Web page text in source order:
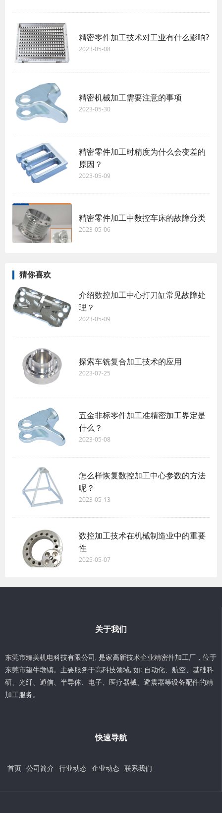
精密零件加工技术对工业有什么影响?
2023-05-08
精密机械加工需要注意的事项
2023-05-30
精密零件加工时精度为什么会变差的
原因？ ​
2023-05-09
精密零件加工中数控车床的故障分类
2023-05-06
猜你喜欢
介绍数控加工中心打刀缸常见故障处
理？
2023-05-09
探索车铣复合加工技术的应用
2023-07-25
五金非标零件加工准精密加工界定是
什么？
2023-05-08
怎么样恢复数控加工中心参数的方法
呢？
2023-05-13
数控加工技术在机械制造业中的重要
性
2025-05-07
关于我们
东莞市臻美机电科技有限公司, 是家高新技术企业精密件加工厂，位于
东莞市望牛墩镇。主要服务于高科技领域, 如: 自动化、航空、基础科
研、光纤、通信、半导体、电子、医疗器械、避震器等设备配件的精
加工服务。
快速导航
首页 公司简介 行业动态 企业动态 联系我们